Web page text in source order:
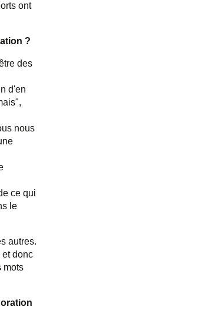
ont
?
des
d'en
nous
ce qui
le
autres.
et donc
mots